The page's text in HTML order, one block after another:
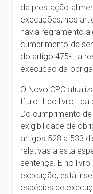
da prestação
execuções, nos
havia regramento
cumprimento da
do artigo 475-I, a
execução da
O Novo CPC
título II do livro I da
Do cumprimento
exigibilidade de
artigos 528 a 533
relativas a esta
sentença. E no
execução, está
espécies de